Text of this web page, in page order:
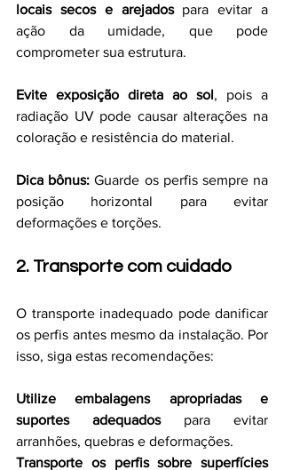
locais secos e arejados para evitar a
ação da umidade, que pode
comprometer sua estrutura.
Evite exposição direta ao sol, pois a
radiação UV pode causar alterações na
coloração e resistência do material.
Dica bônus: Guarde os perfis sempre na
posição horizontal para evitar
deformações e torções.
2. Transporte com cuidado
O transporte inadequado pode danificar
os perfis antes mesmo da instalação. Por
isso, siga estas recomendações:
Utilize embalagens apropriadas e
suportes adequados para evitar
arranhões, quebras e deformações.
Transporte os perfis sobre superfícies